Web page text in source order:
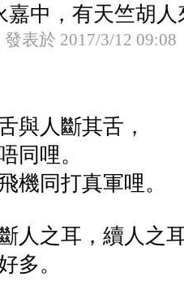
嘉中，有天竺胡人
發表於 2017/3/12 09:08
與人斷其舌，
同哩。
機同打真軍哩。
人之耳，續人之
多。